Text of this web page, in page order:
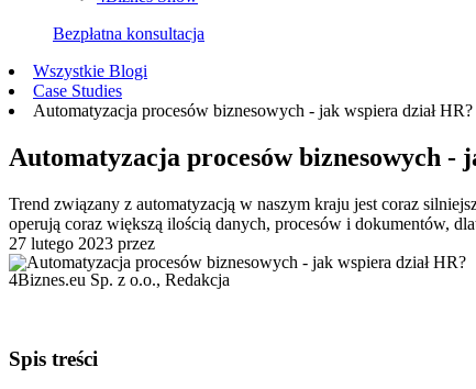
Bezpłatna konsultacja
Wszystkie Blogi
Case Studies
Automatyzacja procesów biznesowych - jak wspiera dział HR?
Automatyzacja procesów biznesowych -
Trend związany z automatyzacją w naszym kraju jest coraz
operują coraz większą ilością danych, procesów i dokumentów,
27 lutego 2023 przez
4Biznes.eu Sp. z o.o., Redakcja
Spis treści